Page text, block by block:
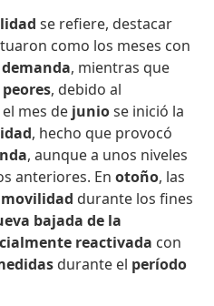
se refiere, destacar
como los meses con
, mientras que
peores, debido al
el mes de juniose inició la
, hecho que provocó
, aunque a unos niveles
anteriores. Enotoño, las
durante los fines
bajada de la
reactivada con
durante el período